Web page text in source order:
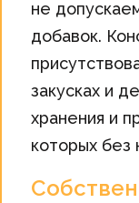
не
добавок.
закусках и
хранения и
которых без